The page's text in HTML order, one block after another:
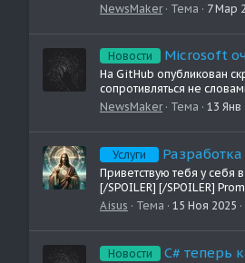
NewsMaker
Тема 7 Мар
Новости Microsoft
На GitHub опубликован
сопротивляться не
NewsMaker
Тема 13 Янв
Услуги
Приветствую тебя у себя
[/SPOILER] [/SPOILER]
Aisus
Тема 15 Ноя 2025
Новости C# теперь